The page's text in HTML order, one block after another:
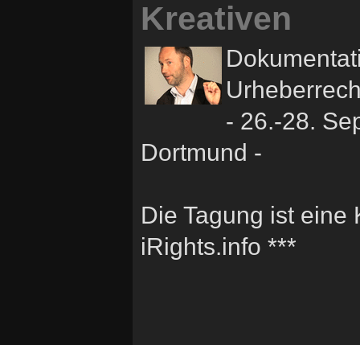
Kreativen
- 26.-28.
Dortmund -
Die Tagung ist eine
iRights.info ***